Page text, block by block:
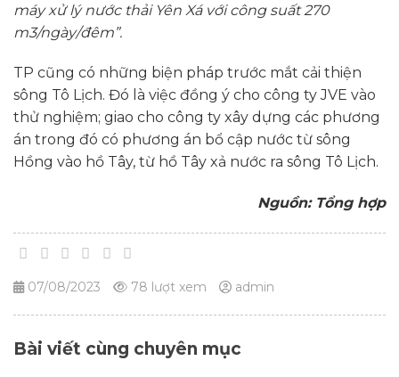
máy xử lý nước thải Yên Xá với công suất 270
m3/ngày/đêm”.
TP cũng có những biện pháp trước mắt cải thiện
sông Tô Lịch. Đó là việc đồng ý cho công ty JVE vào
thử nghiệm; giao cho công ty xây dựng các phương
án trong đó có phương án bổ cập nước từ sông
Hồng vào hồ Tây, từ hồ Tây xả nước ra sông Tô Lịch.
Nguồn: Tổng hợp
07/08/2023 78 lượt xem admin
Bài viết cùng chuyên mục